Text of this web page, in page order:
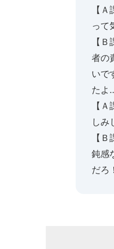
【
って
【
者の
いで
たよ
【
しみ
【
鈍感
だろ